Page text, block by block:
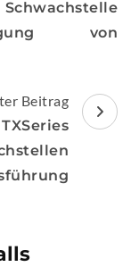
von
Beitrag